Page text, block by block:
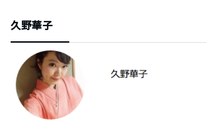
久野華子